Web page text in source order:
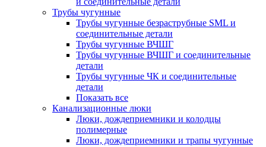
Трубы чугунные
Трубы чугунные безраструбные SML и
соединительные детали
Трубы чугунные ВЧШГ
Трубы чугунные ВЧШГ и соединительные
детали
Трубы чугунные ЧК и соединительные
детали
Показать все
Канализационные люки
Люки, дождеприемники и колодцы
полимерные
Люки, дождеприемники и трапы чугунные